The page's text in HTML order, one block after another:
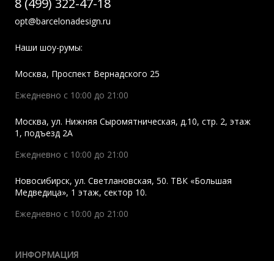
8 (499) 322-47-18
opt@barcelonadesign.ru
Наши шоу-румы:
Москва, Проспект Вернадского 25
Ежедневно с 10:00 до 21:00
Москва, ул. Нижняя Сыромятническая, д.10, стр. 2, этаж
1, подъезд 2A
Ежедневно с 10:00 до 21:00
Новосибирск, ул. Светлановская, 50. ТВК «Большая
Медведица», 1 этаж, сектор 10.
Ежедневно с 10:00 до 21:00
ИНФОРМАЦИЯ